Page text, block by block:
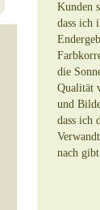
Kunden
dass ich
die
Qualität
und
dass ich
nach